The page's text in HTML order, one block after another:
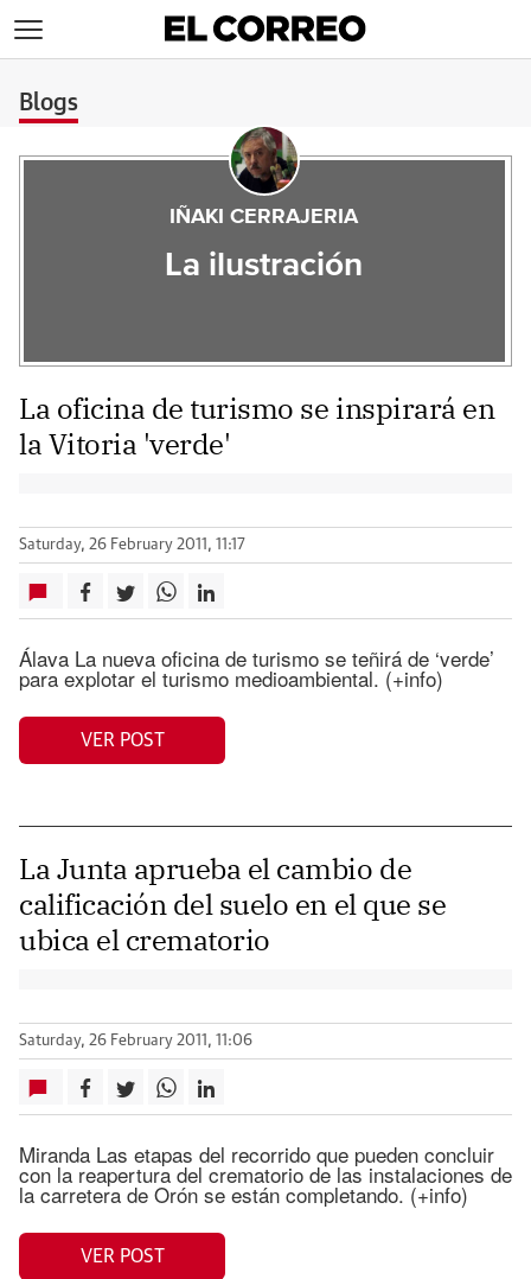
Blogs
IÑAKI CERRAJERIA
La ilustración
La oficina de turismo se inspirará en
la Vitoria 'verde'
Saturday, 26 February 2011, 11:17
Álava La nueva oficina de turismo se teñirá de ‘verde’
para explotar el turismo medioambiental. (+info)
VER POST
La Junta aprueba el cambio de
calificación del suelo en el que se
ubica el crematorio
Saturday, 26 February 2011, 11:06
Miranda Las etapas del recorrido que pueden concluir
con la reapertura del crematorio de las instalaciones de
la carretera de Orón se están completando. (+info)
VER POST